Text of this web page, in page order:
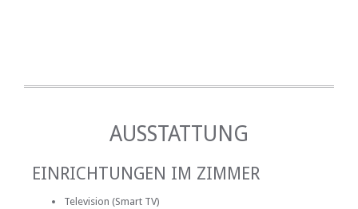
AUSSTATTUNG
EINRICHTUNGEN IM ZIMMER
Television (Smart TV)